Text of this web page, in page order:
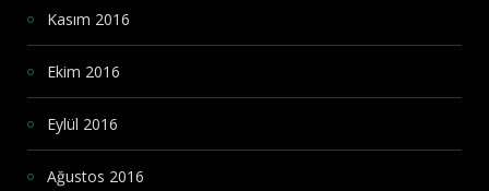
Kasım 2016
Ekim 2016
Eylül 2016
Ağustos 2016